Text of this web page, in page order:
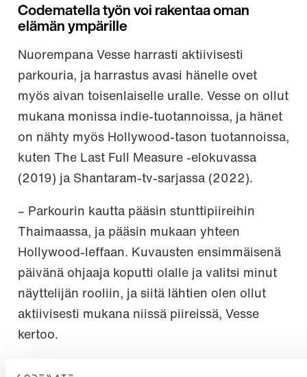
Codematella työn voi rakentaa oman
elämän ympärille
Nuorempana Vesse harrasti aktiivisesti
parkouria, ja harrastus avasi hänelle ovet
myös aivan toisenlaiselle uralle. Vesse on ollut
mukana monissa indie-tuotannoissa, ja hänet
on nähty myös Hollywood-tason tuotannoissa,
kuten The Last Full Measure -elokuvassa
(2019) ja Shantaram-tv-sarjassa (2022).
– Parkourin kautta pääsin stunttipiireihin
Thaimaassa, ja pääsin mukaan yhteen
Hollywood-leffaan. Kuvausten ensimmäisenä
päivänä ohjaaja koputti olalle ja valitsi minut
näyttelijän rooliin, ja siitä lähtien olen ollut
aktiivisesti mukana niissä piireissä, Vesse
kertoo.